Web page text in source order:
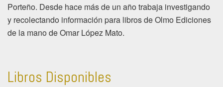
Porteño. Desde hace más de un año trabaja investigando
y recolectando información para libros de Olmo Ediciones
de la mano de Omar López Mato.
Libros Disponibles